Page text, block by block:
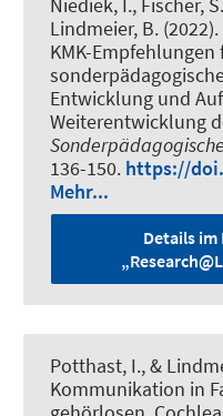
Niediek, I., Fischer, S.
Lindmeier, B. (2022).
KMK-Empfehlungen
Entwicklung und
Weiterentwicklung
136-150. https://
Mehr...
Details
Potthast, I., &
Kommunikation in